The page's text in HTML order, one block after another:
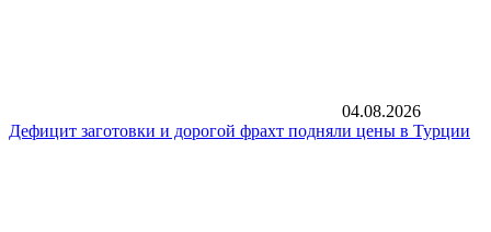
04.08.2026
Дефицит заготовки и дорогой фрахт подняли цены в Турции